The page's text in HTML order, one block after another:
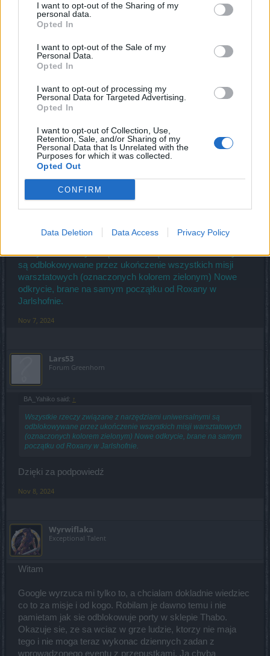
I want to opt-out of the Sharing of my
personal data.
Opted In
I want to opt-out of the Sale of my
Personal Data.
Opted In
I want to opt-out of processing my
Personal Data for Targeted Advertising.
Opted In
I want to opt-out of Collection, Use,
Retention, Sale, and/or Sharing of my
Personal Data that Is Unrelated with the
Purposes for which it was collected.
Opted Out
CONFIRM
Data Deletion Data Access Privacy Policy
Forum Greenhorn
uniwersalne lub gdzie można kupi-zdobyć instrukcję
naprawy narzędzia
BA_Yahiko
Board Administrator
Lars53 said:↑
gdzie można kupi-zdobyć instrukcję naprawy narzędzia
Wszystkie rzeczy związane z narzędziami uniwersalnymi
są odblokowywane przez ukończenie wszystkich misji
warsztatowych (oznaczonych kolorem zielonym) Nowe
odkrycie, brane na samym początku od Roxany w
Jarlshofnie.
Nov 7, 2024
Lars53
Forum Greenhorn
BA_Yahiko said: ↑
Wszystkie rzeczy związane z narzędziami uniwersalnymi są
odblokowywane przez ukończenie wszystkich misji warsztatowych
(oznaczonych kolorem zielonym) Nowe odkrycie, brane na samym
początku od Roxany w Jarlshofnie.
Dzięki za podpowiedź
Nov 8, 2024
Wyrwiflaka
Exceptional Talent
Witam
Google wyrzuca mi tylko to, a chcialam dokladnie wiedziec
co to za misje i od kogo. Robilam je dawno temu i nie
pamietam jak sie odblokowuje porty w sklepie Thabo.
Okazuje sie, ze sa wciaz w grze ludzie, ktorzy nie maja
tego i nie moga teraz wykonac dziennych zadan z
wprowadzonego eventu z przepustkami. Ja chyba